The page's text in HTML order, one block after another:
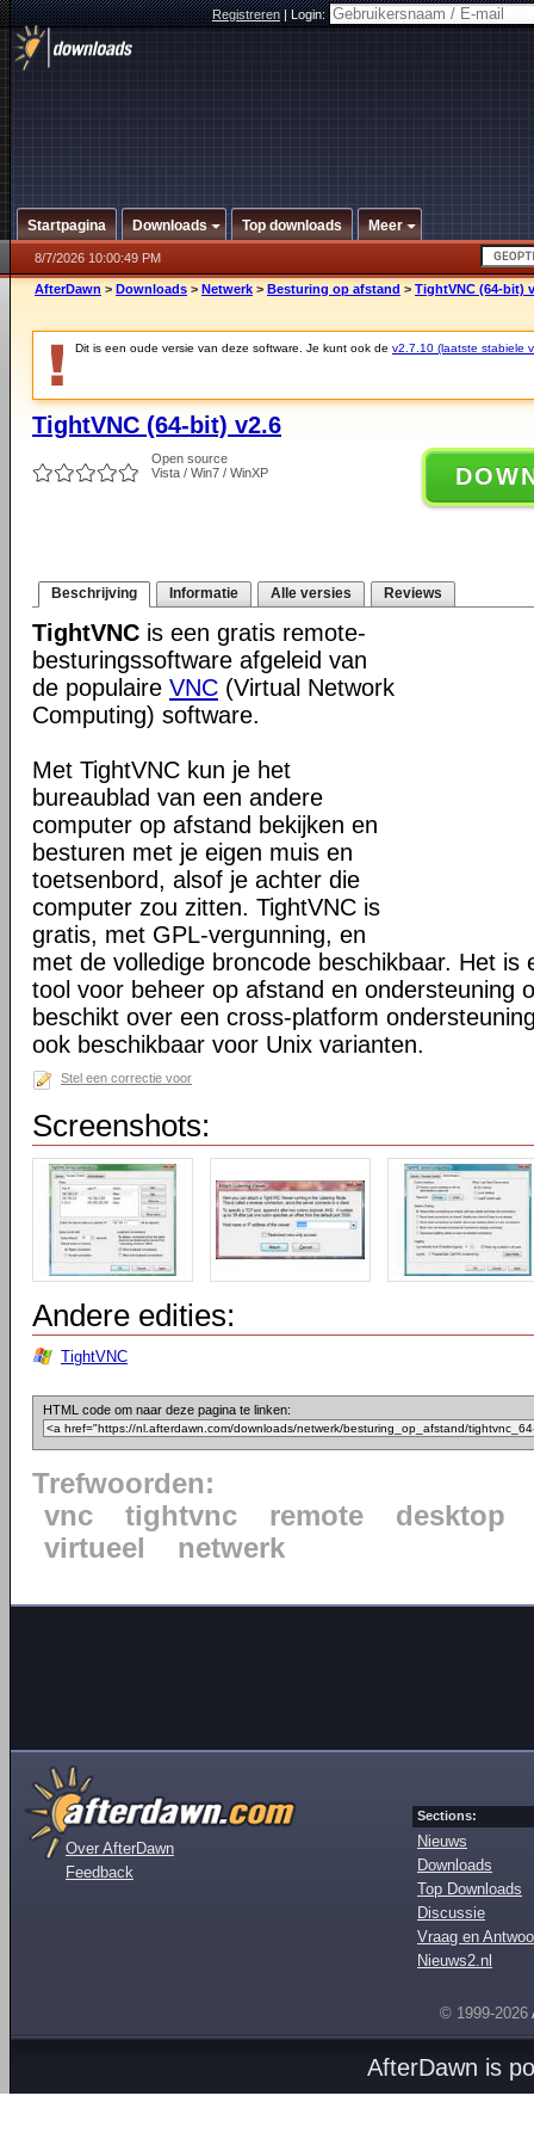
Registreren|Login:
Startpagina Downloads Top downloads Meer
8/7/2026 10:00:49 PM
AfterDawn > Downloads > Netwerk > Besturing op afstand > TightVNC (64-bit)
Dit is een oude versie van deze software. Je kunt ook de v2.7.10 (laatste stabiele
TightVNC (64-bit) v2.6
Open source
Vista / Win7 / WinXP
Beschrijving Informatie Alle versies Reviews
TightVNC is een gratis remote-
besturingssoftware afgeleid van
de populaire VNC (Virtual Network
Computing) software.
Met TightVNC kun je het
bureaublad van een andere
computer op afstand bekijken en
besturen met je eigen muis en
toetsenbord, alsof je achter die
computer zou zitten. TightVNC is
gratis, met GPL-vergunning, en
met de volledige broncode beschikbaar. Het is
tool voor beheer op afstand en ondersteuning
beschikt over een cross-platform
ook beschikbaar voor Unix varianten.
Stel een correctie voor
Screenshots:
Andere edities:
TightVNC
HTML code om naar deze pagina te linken:
Trefwoorden:
vnc
tightvnc remote
desktop
virtueel
netwerk
Over AfterDawn
Feedback
Sections:
Nieuws
Downloads
Top Downloads
Discussie
Vraag en
Nieuws2.nl
© 1999-2026
AfterDawn is